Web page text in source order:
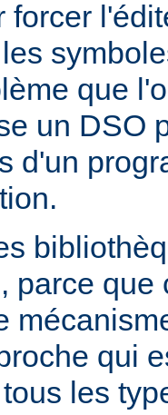
forcer
que
un DSO
d'un
parce que
qui
les